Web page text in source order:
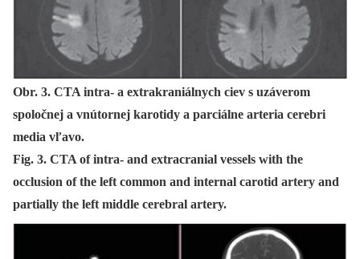
Obr. 3. CTA intra- a extrakraniálnych ciev s uzáverom
spoločnej a vnútornej karotidy a parciálne arteria cerebri
media vľavo.
Fig. 3. CTA of intra- and extracranial vessels with the
occlusion of the left common and internal carotid artery and
partially the left middle cerebral artery.